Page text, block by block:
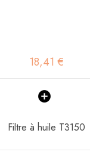
18,41 €
Filtre à huile T3150